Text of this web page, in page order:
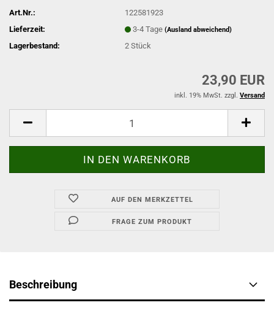
Art.Nr.:
122581923
Lieferzeit:
3-4 Tage(Ausland abweichend)
Lagerbestand: 2Stück
23,90 EUR
inkl. 19% MwSt. zzgl. Versand
AUF DEN MERKZETTEL
FRAGE ZUM PRODUKT
Beschreibung